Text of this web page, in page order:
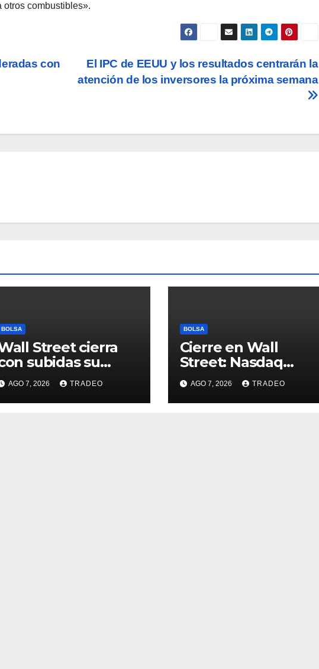
otros combustibles».
El IPC de EEUU y los resultados centrarán la
atención de los inversores la próxima semana
con
BOLSA
Street cierra
subidas su
más alcista
abril
AGO 7, 2026 TRADEO
BOLSA
Cierre en Wall
Street: Nasdaq
(+0,28%), S&P 500
(+0,62%) y Nasdaq
(+1,30%)
AGO 7, 2026 TRADEO